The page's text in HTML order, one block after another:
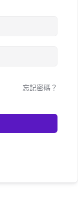
忘記密碼？